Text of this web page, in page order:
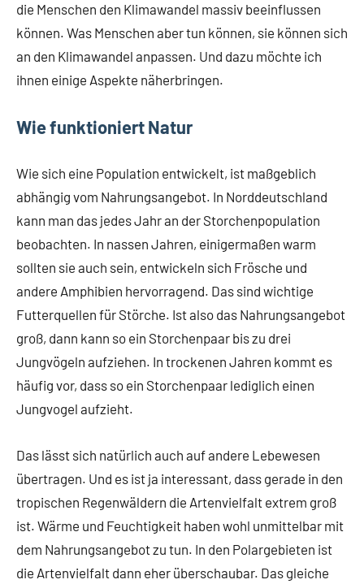
die Menschen den Klimawandel massiv beeinflussen
können. Was Menschen aber tun können, sie können sich
an den Klimawandel anpassen. Und dazu möchte ich
ihnen einige Aspekte näherbringen.
Wie funktioniert Natur
Wie sich eine Population entwickelt, ist maßgeblich
abhängig vom Nahrungsangebot. In Norddeutschland
kann man das jedes Jahr an der Storchenpopulation
beobachten. In nassen Jahren, einigermaßen warm
sollten sie auch sein, entwickeln sich Frösche und
andere Amphibien hervorragend. Das sind wichtige
Futterquellen für Störche. Ist also das Nahrungsangebot
groß, dann kann so ein Storchenpaar bis zu drei
Jungvögeln aufziehen. In trockenen Jahren kommt es
häufig vor, dass so ein Storchenpaar lediglich einen
Jungvogel aufzieht.
Das lässt sich natürlich auch auf andere Lebewesen
übertragen. Und es ist ja interessant, dass gerade in den
tropischen Regenwäldern die Artenvielfalt extrem groß
ist. Wärme und Feuchtigkeit haben wohl unmittelbar mit
dem Nahrungsangebot zu tun. In den Polargebieten ist
die Artenvielfalt dann eher überschaubar. Das gleiche